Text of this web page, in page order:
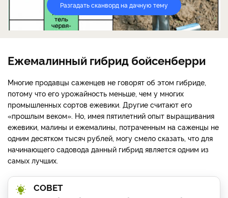
Разгадать сканворд на дачную тему
Ежемалинный гибрид бойсенберри
Многие продавцы саженцев не говорят об этом гибриде,
потому что его урожайность меньше, чем у многих
промышленных сортов ежевики. Другие считают его
«прошлым веком». Но, имея пятилетний опыт выращивания
ежевики, малины и ежемалины, потраченным на саженцы не
одним десятком тысяч рублей, могу смело сказать, что для
начинающего садовода данный гибрид является одним из
самых лучших.
СОВЕТ